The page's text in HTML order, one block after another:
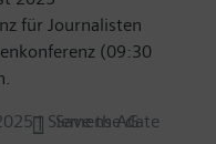
für Journalisten
(09:30
| Siemens AG
Save the date